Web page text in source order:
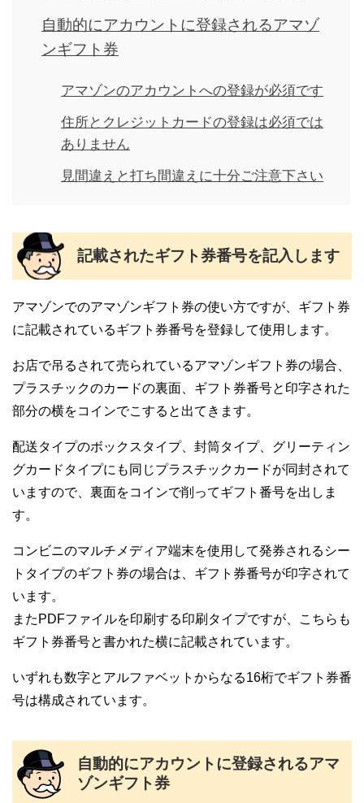
自動的にアカウントに登録されるアマゾ
ンギフト券
アマゾンのアカウントへの登録が必須です
住所とクレジットカードの登録は必須では
ありません
見間違えと打ち間違えに十分ご注意下さい
記載されたギフト券番号を記入します
アマゾンでのアマゾンギフト券の使い方ですが、ギフト券
に記載されているギフト券番号を登録して使用します。
お店で吊るされて売られているアマゾンギフト券の場合、
プラスチックのカードの裏面、ギフト券番号と印字された
部分の横をコインでこすると出てきます。
配送タイプのボックスタイプ、封筒タイプ、グリーティン
グカードタイプにも同じプラスチックカードが同封されて
いますので、裏面をコインで削ってギフト番号を出しま
す。
コンビニのマルチメディア端末を使用して発券されるシー
トタイプのギフト券の場合は、ギフト券番号が印字されて
います。
またPDFファイルを印刷する印刷タイプですが、こちらも
ギフト券番号と書かれた横に記載されています。
いずれも数字とアルファベットからなる16桁でギフト券番
号は構成されています。
自動的にアカウントに登録されるアマ
ゾンギフト券